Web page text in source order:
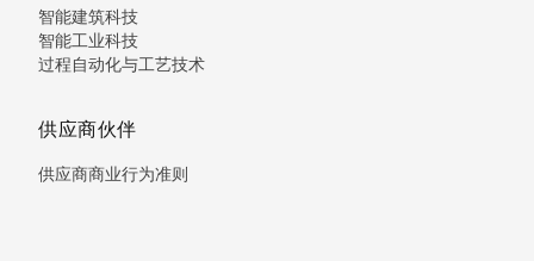
智能建筑科技
智能工业科技
过程自动化与工艺技术
供应商伙伴
供应商商业行为准则